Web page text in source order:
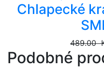
Chlapecké
489.00
Podobné